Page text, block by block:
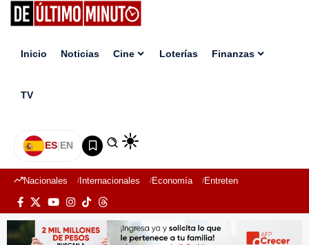
Inicio Noticias Cine Loterías Finanzas
TV
ES|EN
Nacionales Internacionales Economía Entretenimiento